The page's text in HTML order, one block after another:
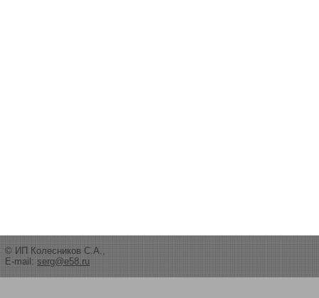
© ИП Колесников С.А.,
E-mail: serg@e58.ru